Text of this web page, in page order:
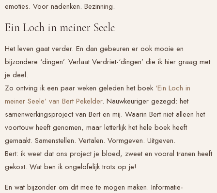
emoties. Voor nadenken. Bezinning.
Ein Loch in meiner Seele
Het leven gaat verder. En dan gebeuren er ook mooie en
bijzondere ‘dingen’. Verlaat Verdriet-‘dingen’ die ik hier graag met
je deel.
Zo ontving ik een paar weken geleden het boek ‘Ein Loch in
meiner Seele’ van Bert Pekelder. Nauwkeuriger gezegd: het
samenwerkingsproject van Bert en mij. Waarin Bert niet alleen het
voortouw heeft genomen, maar letterlijk het hele boek heeft
gemaakt. Samenstellen. Vertalen. Vormgeven. Uitgeven.
Bert: ik weet dat ons project je bloed, zweet en vooral tranen heeft
gekost. Wat ben ik ongelofelijk trots op je!
En wat bijzonder om dit mee te mogen maken. Informatie-